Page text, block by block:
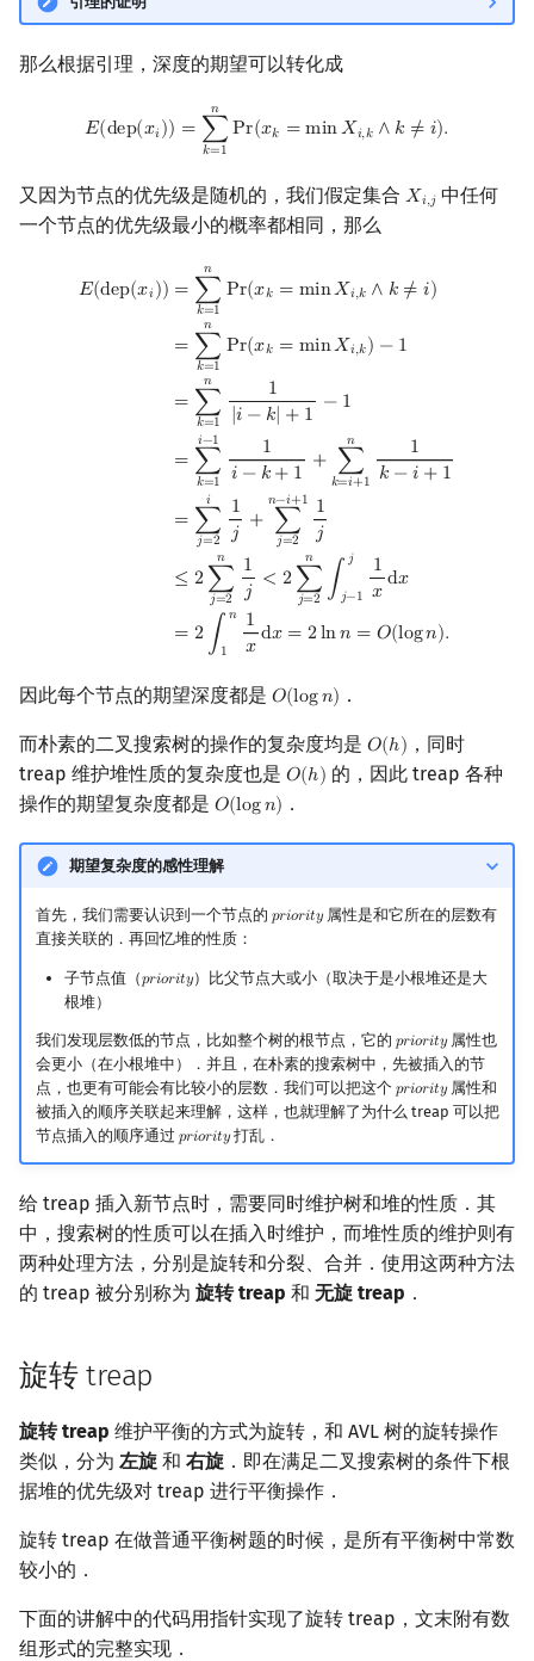
那么根据引理，深度的期望可以转化成
𝐸(dep(𝑥𝑖)) =
𝑛
∑
𝑘=1
Pr(𝑥𝑘 = min𝑋𝑖,𝑘 ∧ 𝑘 ≠ 𝑖).
dep x =∑k= Pr .
又因为节点的优先级是随机的，我们假定集合 𝑋𝑖,𝑗
Xi,j 中任何
一个节点的优先级最小的概率都相同，那么
𝐸(dep(𝑥𝑖)) =
𝑛
∑
𝑘=1
Pr(𝑥𝑘 = min𝑋𝑖,𝑘 ∧ 𝑘 ≠ 𝑖)
=
𝑛
∑
𝑘=1
Pr(𝑥𝑘 = min𝑋𝑖,𝑘) − 1
=
𝑛
∑
𝑘=1
1
|𝑖 − 𝑘| + 1 − 1
=
𝑖−1
∑
𝑘=1
1
𝑖 − 𝑘+ 1 +
𝑛
∑
𝑘=𝑖+1
1
𝑘 −𝑖 + 1
=
𝑖
∑
𝑗=2
1
𝑗 +
𝑛−𝑖+1
∑
𝑗=2
1
𝑗
≤ 2
𝑛
∑
𝑗=2
1
𝑗 < 2
𝑛
∑
𝑗=2
∫
𝑗
𝑗−1
1
𝑥d𝑥
= 2 ∫
𝑛
1
1
𝑥d𝑥 = 2ln𝑛 = 𝑂(log𝑛).
) = n Pr k=min X x =
因此每个节点的期望深度都是 𝑂(log𝑛)
O(logn) ．
而朴素的二叉搜索树的操作的复杂度均是 𝑂(ℎ)
O(h) ，同时
treap 维护堆性质的复杂度也是 𝑂(ℎ)
O(h) 的，因此 treap 各种
操作的期望复杂度都是 𝑂(log𝑛)
O(logn) ．
期望复杂度的感性理解
首先，我们需要认识到一个节点的 𝑝𝑟𝑖𝑜𝑟𝑖𝑡𝑦
priority属性是和它所在的层数有
直接关联的．再回忆堆的性质：
子节点值（𝑝𝑟𝑖𝑜𝑟𝑖𝑡𝑦
priority）比父节点大或小（取决于是小根堆还是大
根堆）
我们发现层数低的节点，比如整个树的根节点，它的 𝑝𝑟𝑖𝑜𝑟𝑖𝑡𝑦
priority属性也
会更小（在小根堆中）．并且，在朴素的搜索树中，先被插入的节
点，也更有可能会有比较小的层数．我们可以把这个𝑝𝑟𝑖𝑜𝑟𝑖𝑡𝑦
priority属性和
被插入的顺序关联起来理解，这样，也就理解了为什么 treap 可以把
节点插入的顺序通过 𝑝𝑟𝑖𝑜𝑟𝑖𝑡𝑦
priority打乱．
给 treap 插入新节点时，需要同时维护树和堆的性质．其
中，搜索树的性质可以在插入时维护，而堆性质的维护则有
两种处理方法，分别是旋转和分裂、合并．使用这两种方法
的 treap 被分别称为 旋转 treap 和 无旋 treap ．
旋转 treap
旋转 treap 维护平衡的方式为旋转，和 AVL 树的旋转操作
类似，分为 左旋 和 右旋 ．即在满足二叉搜索树的条件下根
据堆的优先级对 treap 进行平衡操作．
旋转 treap 在做普通平衡树题的时候，是所有平衡树中常数
较小的．
下面的讲解中的代码用指针实现了旋转 treap，文末附有数
组形式的完整实现．